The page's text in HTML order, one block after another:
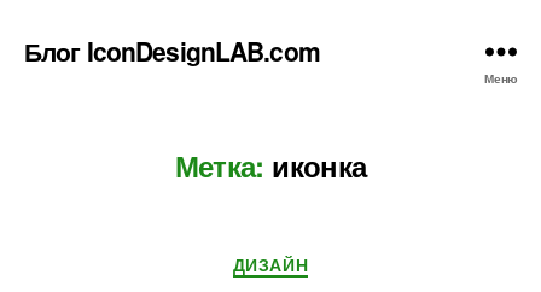
Блог IconDesignLAB.com
Меню
Метка: иконка
Рубрики
ДИЗАЙН